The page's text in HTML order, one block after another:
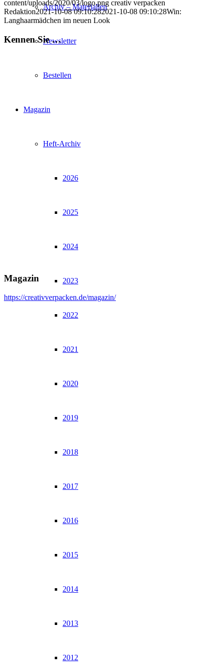
Archiv – Materialien
Newsletter
Bestellen
Magazin
Heft-Archiv
2026
2025
2024
2023
2022
2021
2020
2019
2018
2017
2016
2015
2014
2013
2012
content/uploads/2020/03/logo.png creativ verpacken
Redaktion2021-10-08 09:10:282021-10-08 09:10:28Win:
Langhaarmädchen im neuen Look
Kennen Sie …
Magazin
https://creativverpacken.de/magazin/